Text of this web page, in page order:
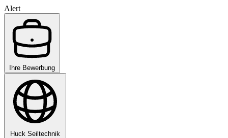
Alert
Ihre Bewerbung
Huck Seiltechnik